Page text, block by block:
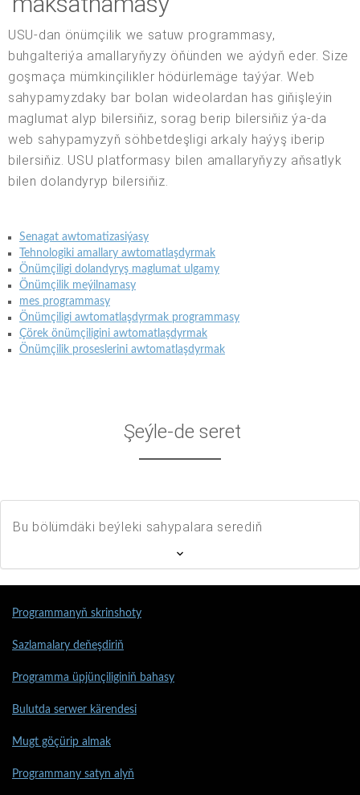
USU-dan önümçilik we satuw programmasy,
buhgalteriýa amallaryňyzy öňünden we aýdyň eder. Size
goşmaça mümkinçilikler hödürlemäge taýýar. Web
sahypamyzdaky bar bolan wideolardan has giňişleýin
maglumat alyp bilersiňiz, sorag berip bilersiňiz ýa-da
web sahypamyzyň söhbetdeşligi arkaly haýyş iberip
bilersiňiz. USU platformasy bilen amallaryňyzy aňsatlyk
bilen dolandyryp bilersiňiz.
Senagat awtomatizasiýasy
Tehnologiki amallary awtomatlaşdyrmak
Önümçiligi dolandyryş maglumat ulgamy
Önümçilik meýilnamasy
mes programmasy
Önümçiligi awtomatlaşdyrmak programmasy
Çörek önümçiligini awtomatlaşdyrmak
Önümçilik proseslerini awtomatlaşdyrmak
Şeýle-de seret
Bu bölümdäki beýleki sahypalara serediň
Programmanyň skrinshoty
Sazlamalary deňeşdiriň
Programma üpjünçiliginiň bahasy
Bulutda serwer kärendesi
Mugt göçürip almak
Programmany satyn alyň